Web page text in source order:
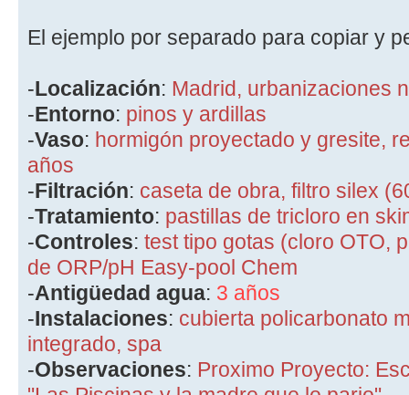
El ejemplo por separado para copiar y
-Localización: Madrid, urbanizaciones
-Entorno: pinos y ardillas
-Vaso: hormigón proyectado y gresite,
años
-Filtración: caseta de obra, filtro silex
-Tratamiento: pastillas de tricloro en
-Controles: test tipo gotas (cloro OTO,
de ORP/pH Easy-pool Chem
-Antigüedad agua: 3 años
-Instalaciones: cubierta policarbonato
integrado, spa
-Observaciones: Proximo Proyecto: